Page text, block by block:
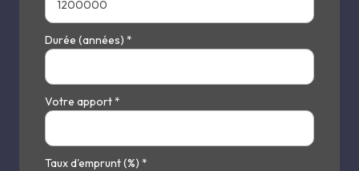
Durée (années) *
Votre apport *
Taux d'emprunt (%) *